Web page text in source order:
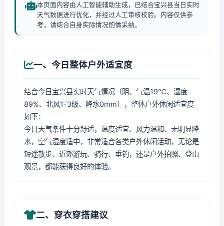
本页面内容由人工智能辅助生成，已结合宝兴县当日实时
天气数据进行优化，并经过人工审核校验。内容仅供参
考，请结合自身实际情况酌情采纳。
一、今日整体户外适宜度
结合今日宝兴县实时天气情况（阴、气温19℃、湿度
89%、北风1-3级、降水0mm），整体户外休闲适宜度
如下：
今日天气条件十分舒适，温度适宜、风力温和、无明显降
水，空气湿度适中，非常适合各类户外休闲活动，无论是
短途散步、近郊游玩、骑行、垂钓，还是户外拍照、登山
观景，都能获得良好的体验。
二、穿衣穿搭建议